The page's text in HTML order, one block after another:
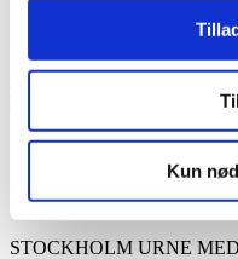
Kun
STOCKHOLM
Mitt konto Visa varukorg
Fler bilder
STOCKHOLM URNE